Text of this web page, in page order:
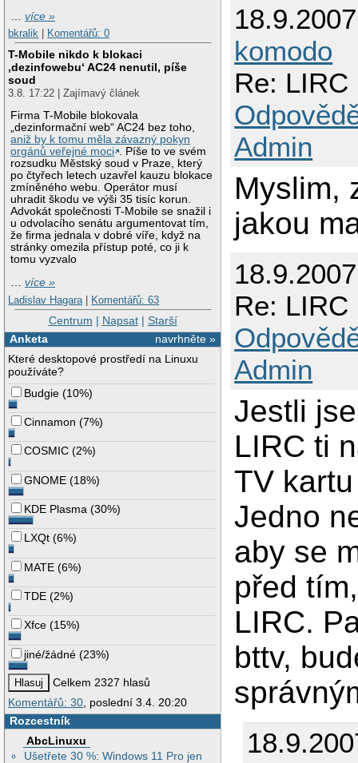
…více »
bkralik
Komentářů: 0
T-Mobile nikdo k blokaci
‚dezinfowebu‘ AC24 nenutil, píše
soud
3.8. 17:22 | Zajímavý článek
Firma T-Mobile blokovala
„dezinformační web“ AC24 bez toho,
aniž by k tomu měla závazný pokyn
orgánů veřejné moci . Píše to ve svém
rozsudku Městský soud v Praze, který
po čtyřech letech uzavřel kauzu blokace
zmíněného webu. Operátor musí
uhradit škodu ve výši 35 tisíc korun.
Advokát společnosti T-Mobile se snažil i
u odvolacího senátu argumentovat tím,
že firma jednala v dobré víře, když na
stránky omezila přístup poté, co ji k
tomu vyzvalo
…více »
Ladislav Hagara | Komentářů: 63
Centrum | Napsat| Starší
navrhněte »
Anketa
Které desktopové prostředí na Linuxu
používáte?
Budgie (10%)
Cinnamon (7%)
COSMIC (2%)
GNOME (18%)
KDE Plasma (30%)
LXQt (6%)
MATE (6%)
TDE (2%)
Xfce (15%)
jiné/žádné (23%)
Celkem 2327 hlasů
Komentářů: 30, poslední 3.4. 20:20
Rozcestník
AbcLinuxu
Ušetřete 30 %: Windows 11 Pro jen
komodo
Re: LIRC
Admin
Myslim,
jakou
Re: LIRC
Admin
Jestli
LIRC ti
TV
Jedno
aby se
před
LIRC.
bttv,